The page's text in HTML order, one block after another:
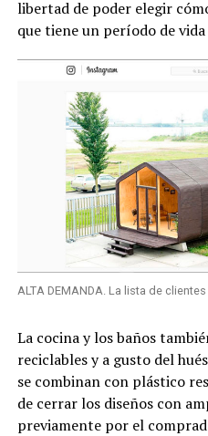
libertad de poder elegir
que tiene un período de
ALTA DEMANDA. La lista de
La cocina y los baños
reciclables y a gusto del
se combinan con plástico
de cerrar los diseños con
previamente por el